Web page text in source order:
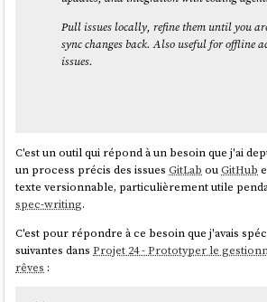
cc-safety-net versus agentsh ?
au niveau applicatif, il n'a pas besoin de
théorie la commande, il observe réellement
Pour le moment je pense que
peut-être que je le testerai prochainement.
Remerciement
autoriser seulement des commandes de lecture
JaiDécouvertPremptiet agentsh. Je me suis
de l'un de ces outils n'allait pas entrer en
les issues sur la sécurité de
Pull issues locally, refine them until you
sync changes back. Also useful for offline
issues.
C'est un outil qui répond à un besoin que j'ai
un process précis des issuesGitLab ouGitHub
texte versionnable, particulièrement utile
spec-writing.
C'est pour répondre à ce besoin que j'avais
suivantes dansProjet 24 - Prototyper le
rêves :